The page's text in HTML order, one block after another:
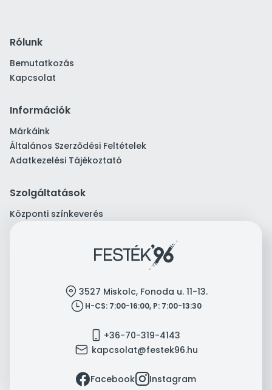
Rólunk
Bemutatkozás
Kapcsolat
Információk
Márkáink
Általános Szerződési Feltételek
Adatkezelési Tájékoztató
Szolgáltatások
Központi színkeverés
location 3527 Miskolc, Fonoda u. 11-13.
clock H-CS: 7:00-16:00, P: 7:00-13:30
mobile +36-70-319-4143
mail kapcsolat@festek96.hu
facebookFacebookinstagramInstagram